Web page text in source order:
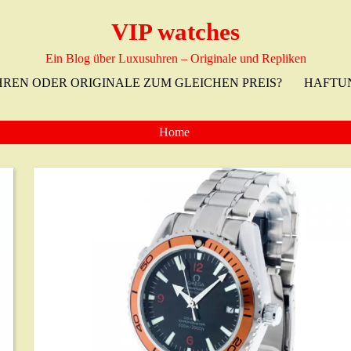
VIP watches
Ein Blog über Luxusuhren – Originale und Repliken
ODER ORIGINALE ZUM GLEICHEN PREIS?
Home